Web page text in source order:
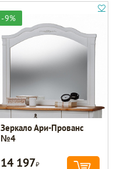
-9%
Зеркало Ари-Прованс
№4
14 197Р